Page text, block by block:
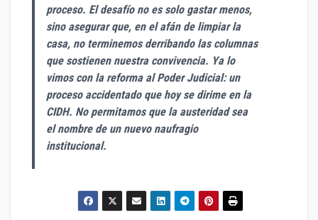
proceso. El desafío no es solo gastar menos,
sino asegurar que, en el afán de limpiar la
casa, no terminemos derribando las columnas
que sostienen nuestra convivencia. Ya lo
vimos con la reforma al Poder Judicial: un
proceso accidentado que hoy se dirime en la
CIDH. No permitamos que la austeridad sea
el nombre de un nuevo naufragio
institucional.